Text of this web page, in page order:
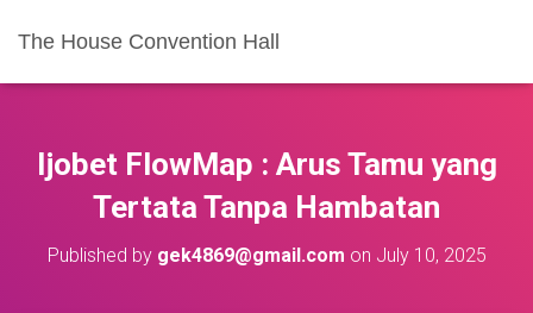
The House Convention Hall
Ijobet FlowMap : Arus Tamu yang
Tertata Tanpa Hambatan
Published by gek4869@gmail.com on July 10, 2025